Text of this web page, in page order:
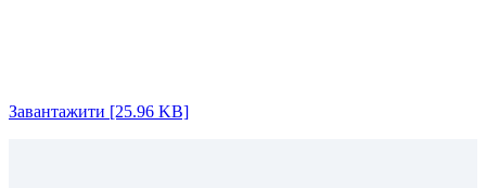
Завантажити [25.96 KB]